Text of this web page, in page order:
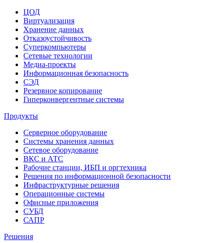
ЦОД
Виртуализация
Хранение данных
Отказоустойчивость
Суперкомпьютеры
Сетевые технологии
Медиа-проекты
Информационная безопасность
СЭД
Резервное копирование
Гиперконвергентные системы
Продукты
Серверное оборудование
Системы хранения данных
Сетевое оборудование
ВКС и АТС
Рабочие станции, ИБП и оргтехника
Решения по информационной безопасности
Инфраструктурные решения
Операционные системы
Офисные приложения
СУБД
САПР
Решения